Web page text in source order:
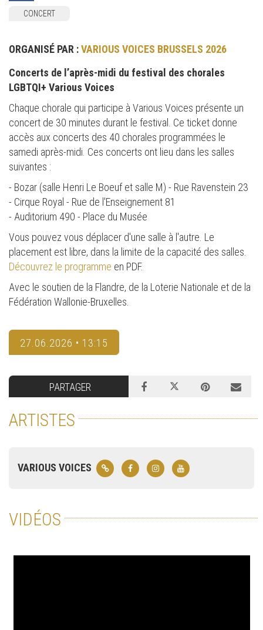
CONCERT
ORGANISÉ PAR :VARIOUS VOICES BRUSSELS 2026
Concerts de l’après-midi du festival des chorales
LGBTQI+ Various Voices
Chaque chorale qui participe à Various Voices présente un
concert de 30 minutes durant le festival. Ce ticket donne
accès aux concerts des 40 chorales programmées le
samedi après-midi. Ces concerts ont lieu dans les salles
suivantes :
- Bozar (salle Henri Le Boeuf et salle M) - Rue Ravenstein 23
- Cirque Royal - Rue de l'Enseignement 81
- Auditorium 490 - Place du Musée
Vous pouvez vous déplacer d'une salle à l'autre. Le
placement est libre, dans la limite de la capacité des salles.
Découvrez le programme en PDF.
Avec le soutien de la Flandre, de la Loterie Nationale et de la
Fédération Wallonie-Bruxelles.
27.06.2026 • 13:15
PARTAGER
ARTISTES
VARIOUS VOICES
VIDÉOS